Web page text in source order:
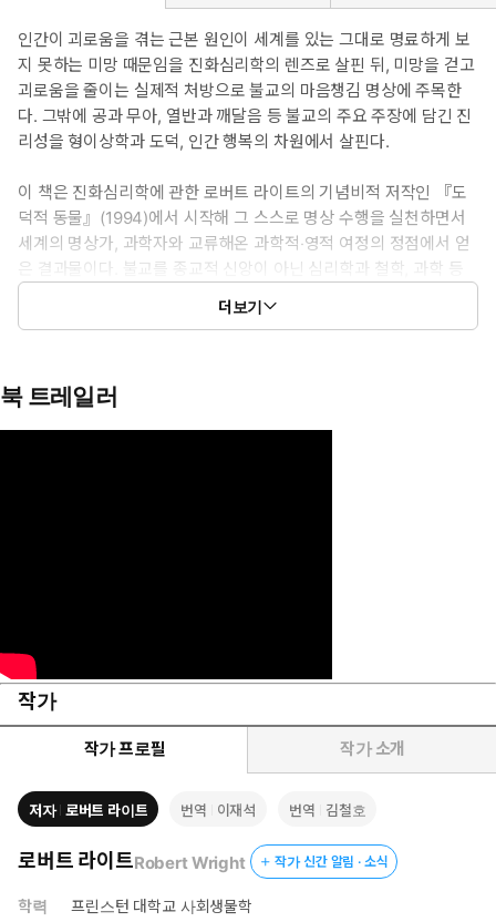
인간이 괴로움을 겪는 근본 원인이 세계를 있는 그대로 명료하게 보
지 못하는 미망 때문임을 진화심리학의 렌즈로 살핀 뒤, 미망을 걷고
괴로움을 줄이는 실제적 처방으로 불교의 마음챙김 명상에 주목한
다. 그밖에 공과 무아, 열반과 깨달음 등 불교의 주요 주장에 담긴 진
리성을 형이상학과 도덕, 인간 행복의 차원에서 살핀다.
이 책은 진화심리학에 관한 로버트 라이트의 기념비적 저작인 『도
덕적 동물』(1994)에서 시작해 그 스스로 명상 수행을 실천하면서
세계의 명상가, 과학자와 교류해온 과학적‧영적 여정의 정점에서 얻
은 결과물이다. 불교를 종교적 신앙이 아닌 심리학과 철학, 과학 등
합리적 탐구의 대상으로 접근하려는 이, 명상이 어떻게 우리를 삶의
미망과 고통에서 구할 수 있는지, 또 어떻게 우리를 조금 더 행복하
더보기
북 트레일러
작가
작가 프로필 작가 소개
저자 로버트 라이트 번역 이재석 번역 김철호
로버트 라이트Robert Wright 작가 신간 알림 · 소식
학력
프린스턴 대학교 사회생물학